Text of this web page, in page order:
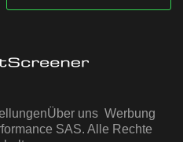
Über uns Werbung
SAS. Alle Rechte